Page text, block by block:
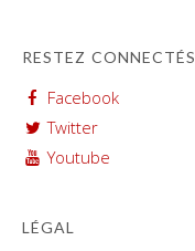
RESTEZ CONNECTÉS
Facebook
Twitter
Youtube
LÉGAL